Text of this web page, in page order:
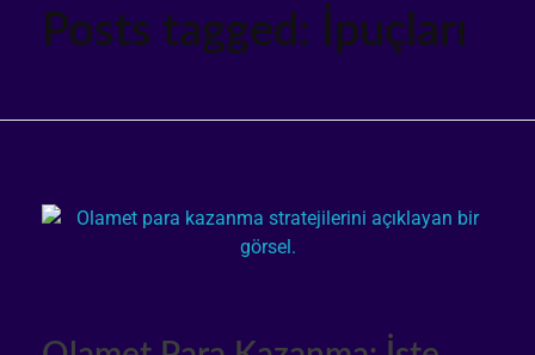
Posts tagged: İpuçları